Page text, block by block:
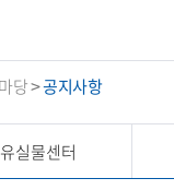
당>공지사항
유실물센터